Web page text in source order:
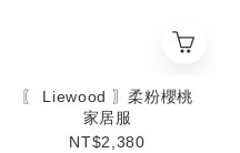
〖 Liewood 〗柔粉櫻桃
家居服
NT$2,380